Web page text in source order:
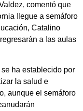
comentó que
llegue a semáforo
Catalino
a las aulas
ha establecido por
la salud e
aunque el semáforo